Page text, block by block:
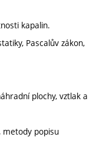
kapalin.
Pascalův zákon,
plochy, vztlak a
metody popisu